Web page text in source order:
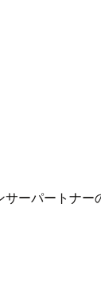
ーパートナ